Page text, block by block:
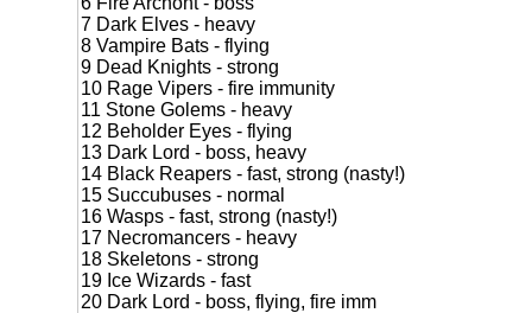
7 Dark Elves - heavy
8 Vampire Bats - flying
9 Dead Knights - strong
10 Rage Vipers - fire immunity
11 Stone Golems - heavy
12 Beholder Eyes - flying
13 Dark Lord - boss, heavy
14 Black Reapers - fast, strong (nasty!)
15 Succubuses - normal
16 Wasps - fast, strong (nasty!)
17 Necromancers - heavy
18 Skeletons - strong
19 Ice Wizards - fast
20 Dark Lord - boss, flying, fire imm